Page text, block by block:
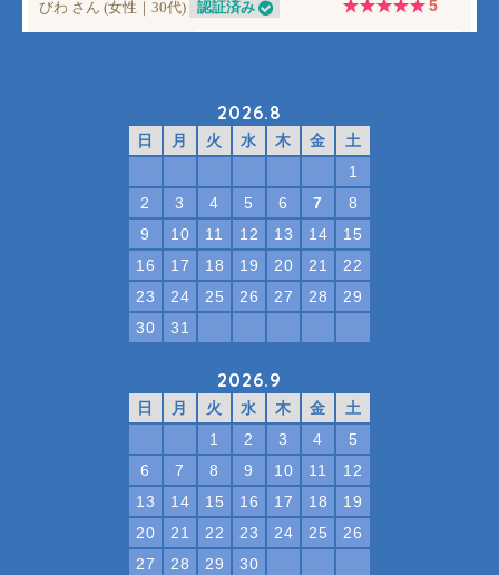
2026.8
日 月 火 水 木 金
土
1
2
3 4 5 6 7
8
9
10 11 12 13 14
15
16
17 18 19 20 21
22
23
24 25 26 27 28
29
30
31
2026.9
日 月 火 水 木 金
土
1
2 3 4
5
6
7 8 9 10 11
12
13
14 15 16 17 18
19
20
21 22 23 24 25
26
27
28 29 30